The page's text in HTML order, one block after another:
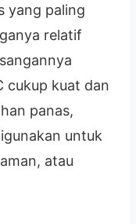
yang paling
relatif
cukup kuat dan
panas,
untuk
atau